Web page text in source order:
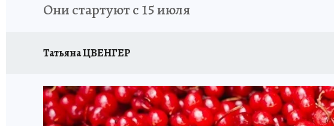
Они стартуют с 15 июля
Татьяна ЦВЕНГЕР